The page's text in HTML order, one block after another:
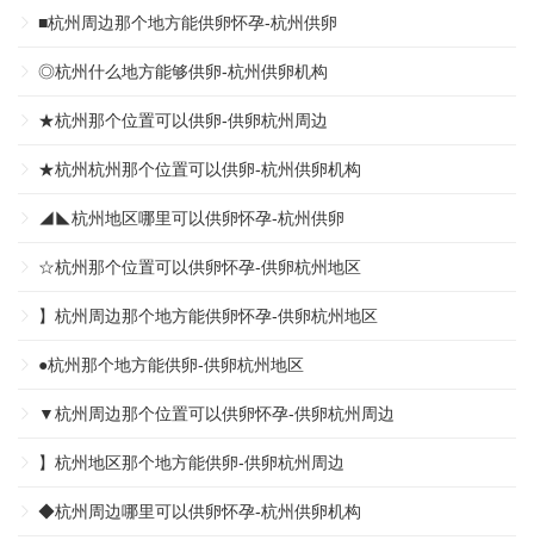
■杭州周边那个地方能供卵怀孕-杭州供卵
◎杭州什么地方能够供卵-杭州供卵机构
★杭州那个位置可以供卵-供卵杭州周边
★杭州杭州那个位置可以供卵-杭州供卵机构
◢◣杭州地区哪里可以供卵怀孕-杭州供卵
☆杭州那个位置可以供卵怀孕-供卵杭州地区
】杭州周边那个地方能供卵怀孕-供卵杭州地区
●杭州那个地方能供卵-供卵杭州地区
▼杭州周边那个位置可以供卵怀孕-供卵杭州周边
】杭州地区那个地方能供卵-供卵杭州周边
◆杭州周边哪里可以供卵怀孕-杭州供卵机构